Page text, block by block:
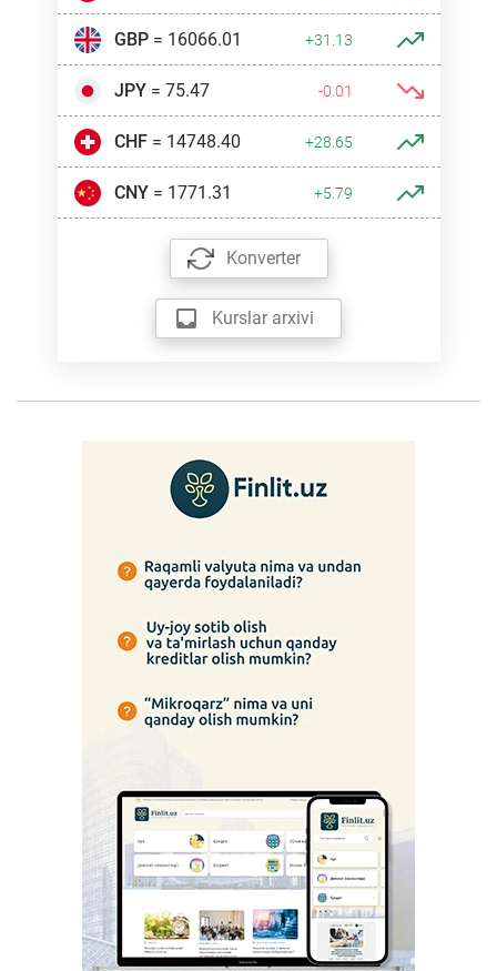
GBP= 16066.01 +31.13
JPY= 75.47 -0.01
CHF= 14748.40 +28.65
CNY= 1771.31 +5.79
Konverter
Kurslar arxivi